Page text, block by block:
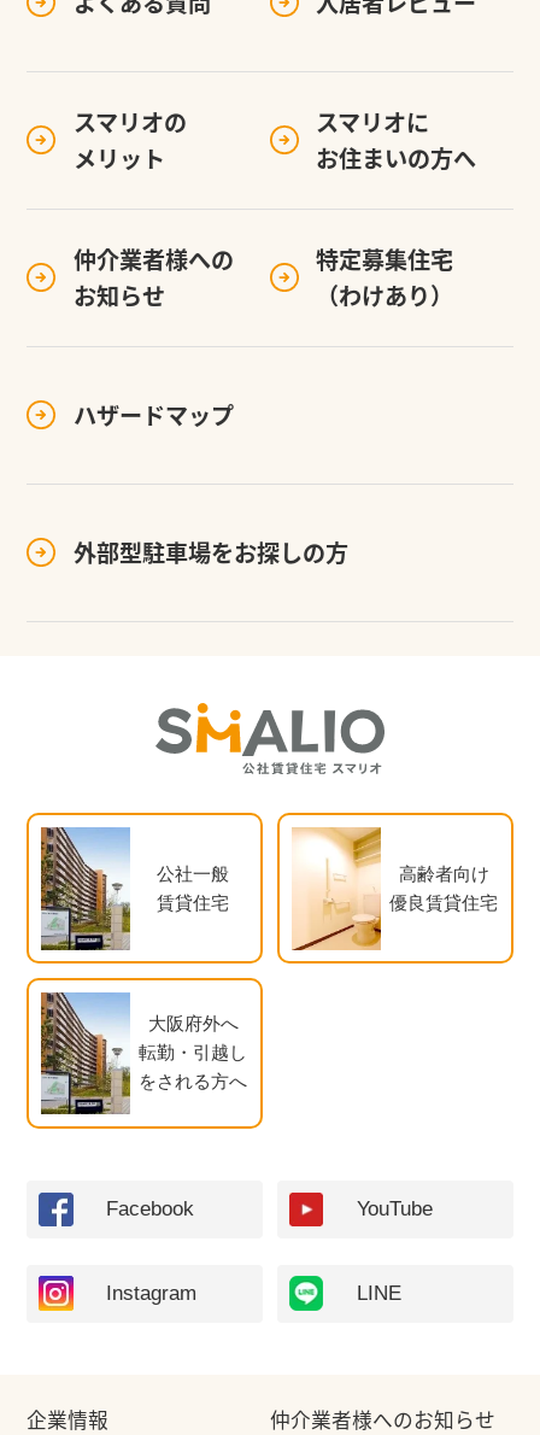
スマリオの
メリット
スマリオに
お住まいの方へ
仲介業者様への
お知らせ
特定募集住宅
（わけあり）
ハザードマップ
外部型駐車場をお探しの方
公社一般
賃貸住宅
高齢者向け
優良賃貸住宅
大阪府外へ
転勤・引越し
をされる方へ
Facebook YouTube
Instagram LINE
企業情報 仲介業者様へのお知らせ